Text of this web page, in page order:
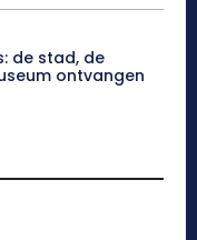
de stad, de
ontvangen